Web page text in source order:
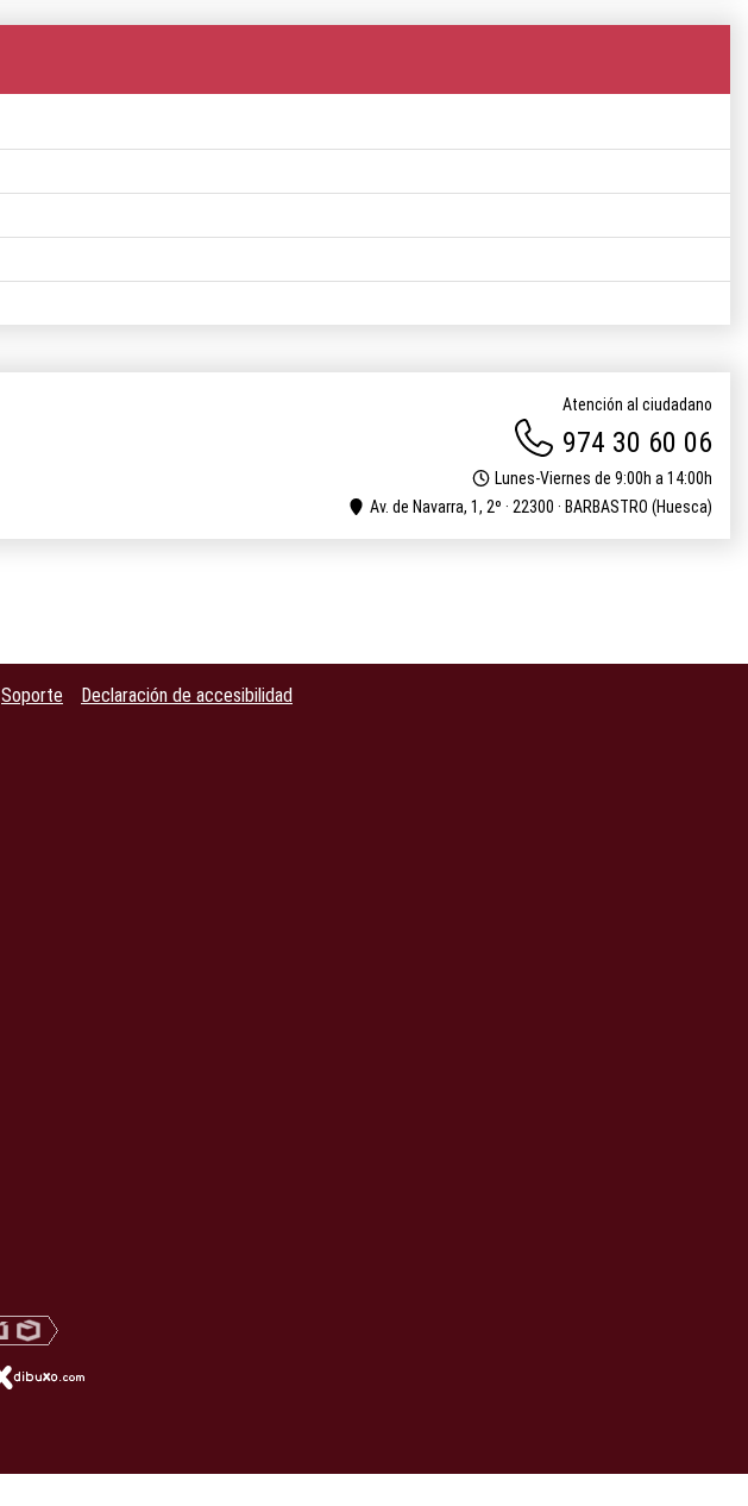
Atención al ciudadano
974 30 60 06
Lunes-Viernes de 9:00h a 14:00h
Av. de Navarra, 1, 2º · 22300 · BARBASTRO (Huesca)
Soporte Declaración de accesibilidad